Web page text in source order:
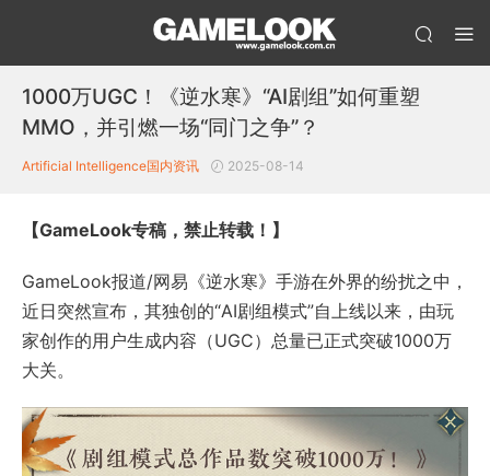
1000万UGC！《逆水寒》“AI剧组”如何重塑
MMO，并引燃一场“同门之争”？
Artificial Intelligence国内资讯 2025-08-14
【GameLook专稿，禁止转载！】
GameLook报道/网易《逆水寒》手游在外界的纷扰之中，
近日突然宣布，其独创的“AI剧组模式”自上线以来，由玩
家创作的用户生成内容（UGC）总量已正式突破1000万
大关。